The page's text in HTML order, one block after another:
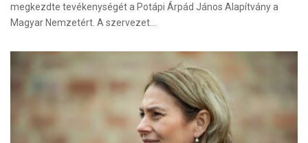
megkezdte tevékenységét a Potápi Árpád János Alapítvány a
Magyar Nemzetért. A szervezet…